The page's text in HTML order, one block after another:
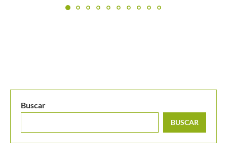
Buscar
BUSCAR